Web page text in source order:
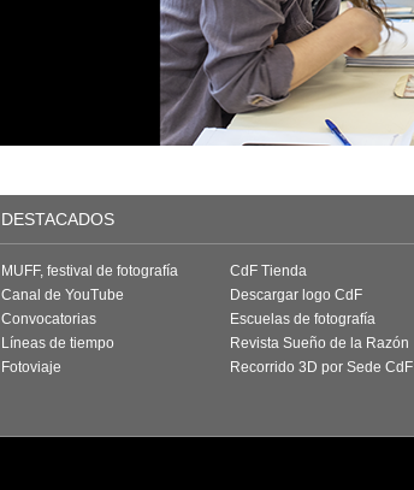
DESTACADOS
MUFF, festival de fotografía
Canal de YouTube
Convocatorias
Líneas de tiempo
Fotoviaje
CdF Tienda
Descargar logo CdF
Escuelas de fotografía
Revista Sueño de la Razón
Recorrido 3D por Sede CdF